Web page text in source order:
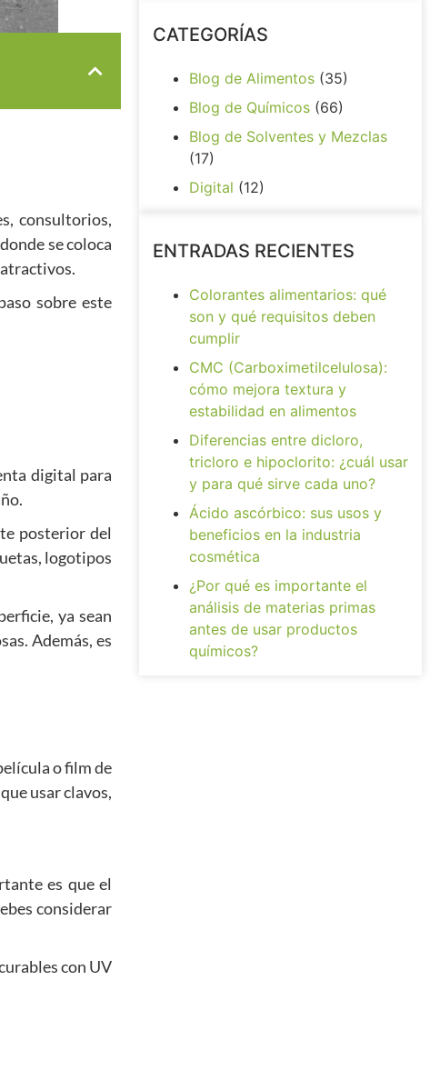
consultorios,
se coloca
sobre este
digital para
posterior del
logotipos
ya sean
Además, es
o film de
usar clavos,
es que el
considerar
con UV
CATEGORÍAS
Blog de Alimentos (35)
Blog de Químicos (66)
Blog de Solventes y Mezclas
(17)
Digital (12)
ENTRADAS RECIENTES
Colorantes alimentarios: qué
son y qué requisitos deben
cumplir
CMC (Carboximetilcelulosa):
cómo mejora textura y
estabilidad en alimentos
Diferencias entre dicloro,
tricloro e hipoclorito: ¿cuál usar
y para qué sirve cada uno?
Ácido ascórbico: sus usos y
beneficios en la industria
cosmética
¿Por qué es importante el
análisis de materias primas
antes de usar productos
químicos?